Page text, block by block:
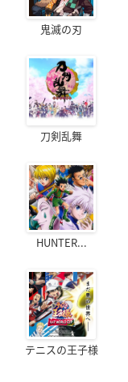
鬼滅の刃
刀剣乱舞
HUNTER...
テニスの王子様